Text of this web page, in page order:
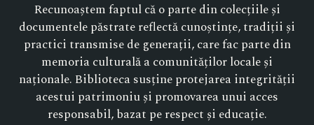
Recunoaștem faptul că o parte din colecțiile și
documentele păstrate reflectă cunoștințe, tradiții și
practici transmise de generații, care fac parte din
memoria culturală a comunităților locale și
naționale. Biblioteca susține protejarea integrității
acestui patrimoniu și promovarea unui acces
responsabil, bazat pe respect și educație.